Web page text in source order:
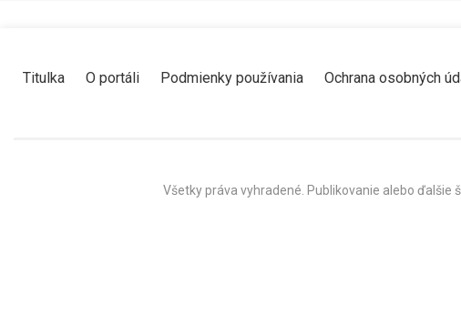
Titulka O portáli Podmienky používania Ochrana osobných
Všetky práva vyhradené. Publikovanie alebo